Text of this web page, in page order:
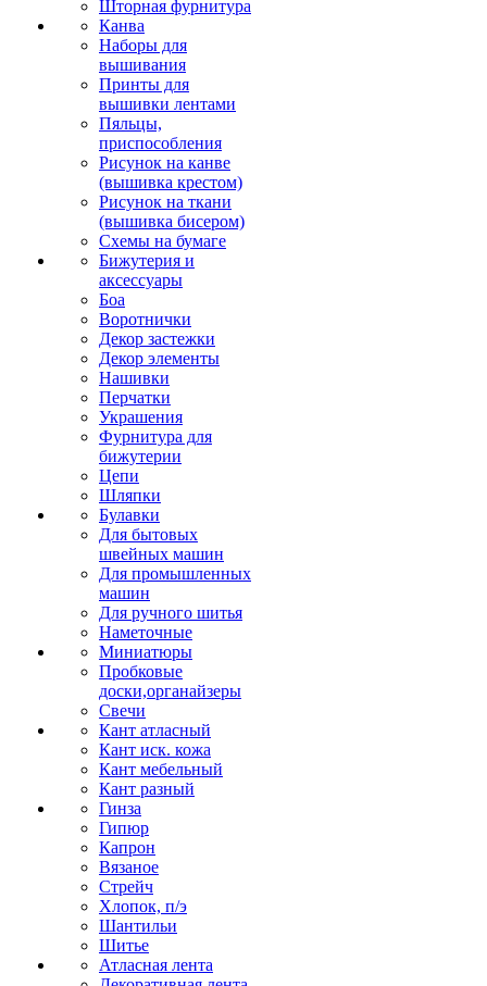
Шторная фурнитура
Канва
Наборы для
вышивания
Принты для
вышивки лентами
Пяльцы,
приспособления
Рисунок на канве
(вышивка крестом)
Рисунок на ткани
(вышивка бисером)
Схемы на бумаге
Бижутерия и
аксессуары
Боа
Воротнички
Декор застежки
Декор элементы
Нашивки
Перчатки
Украшения
Фурнитура для
бижутерии
Цепи
Шляпки
Булавки
Для бытовых
швейных машин
Для промышленных
машин
Для ручного шитья
Наметочные
Миниатюры
Пробковые
доски,органайзеры
Свечи
Кант атласный
Кант иск. кожа
Кант мебельный
Кант разный
Гинза
Гипюр
Капрон
Вязаное
Стрейч
Хлопок, п/э
Шантильи
Шитье
Атласная лента